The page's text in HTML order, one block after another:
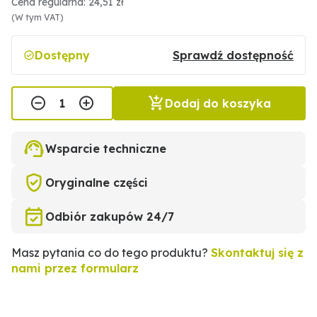
(W tym VAT)
Dostępny Sprawdź dostępność
Dodaj do koszyka
Wsparcie techniczne
Oryginalne części
Odbiór zakupów 24/7
Masz pytania co do tego produktu? Skontaktuj się z
nami przez formularz